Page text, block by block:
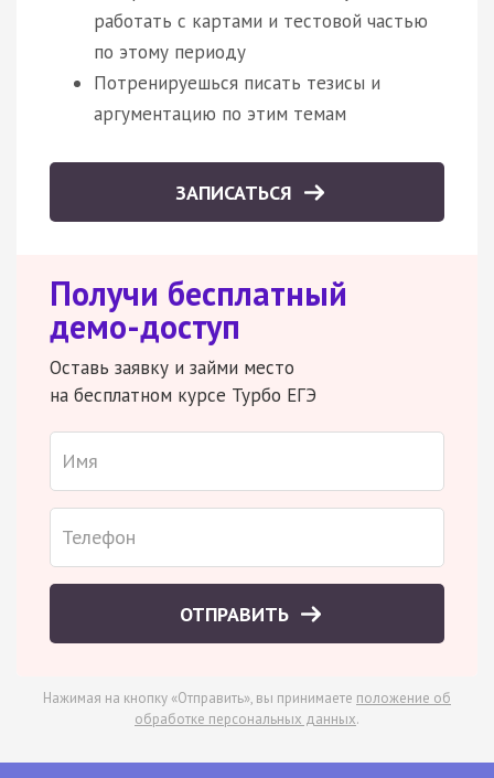
работать с картами и тестовой частью
по этому периоду
Потренируешься писать тезисы и
аргументацию по этим темам
ЗАПИСАТЬСЯ
Получи бесплатный
демо-доступ
Оставь заявку и займи место
на бесплатном курсе Турбо ЕГЭ
ОТПРАВИТЬ
Нажимая на кнопку «Отправить», вы принимаете положение об
обработке персональных данных.